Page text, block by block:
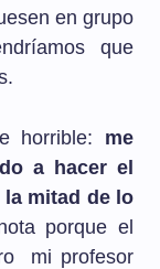
en grupo
que
horrible: me
a hacer el
mitad de lo
porque el
mi profesor